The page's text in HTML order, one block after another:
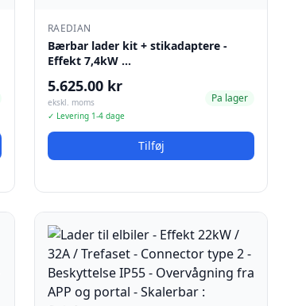
RAEDIAN
Bærbar lader kit + stikadaptere -
Effekt 7,4kW …
5.625.00 kr
ekskl. moms
✓ Levering 1-4 dage
Pa lager
Tilføj